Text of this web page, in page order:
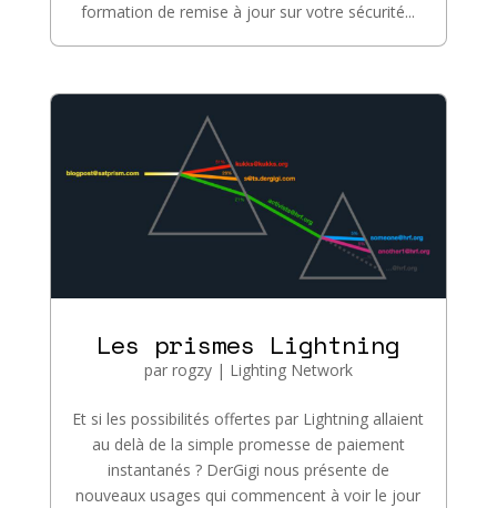
formation de remise à jour sur votre sécurité...
Les prismes Lightning
par rogzy| Lighting Network
Et si les possibilités offertes par Lightning allaient
au delà de la simple promesse de paiement
instantanés ? DerGigi nous présente de
nouveaux usages qui commencent à voir le jour